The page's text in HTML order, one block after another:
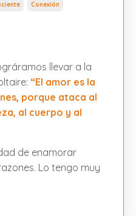
Conexión
llevar a la
“El amor es la
porque ataca al
al cuerpo y al
de enamorar
Lo tengo muy